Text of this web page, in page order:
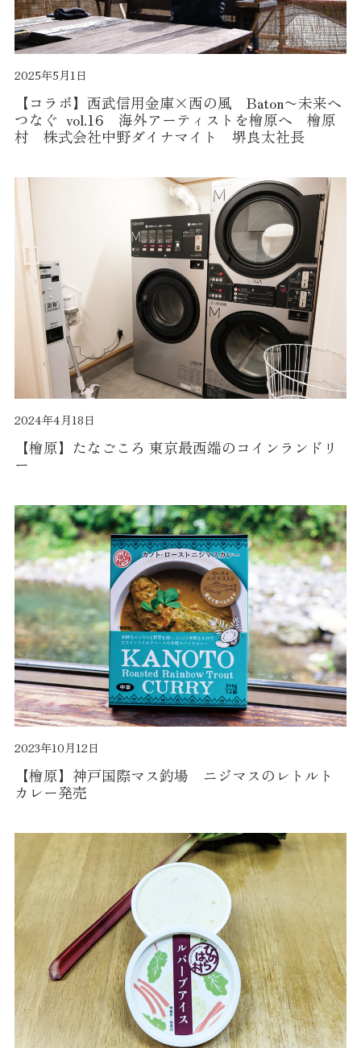
2025年5月1日
【コラボ】西武信用金庫×西の風 Baton〜未来へ
つなぐ vol.16 海外アーティストを檜原へ 檜原
村 株式会社中野ダイナマイト 堺良太社長
2024年4月18日
【檜原】たなごころ 東京最西端のコインランドリ
ー
2023年10月12日
【檜原】神戸国際マス釣場 ニジマスのレトルト
カレー発売